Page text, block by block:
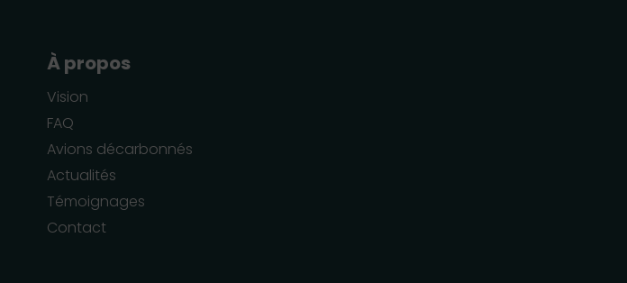
À propos
Vision
FAQ
Avions décarbonnés
Actualités
Témoignages
Contact